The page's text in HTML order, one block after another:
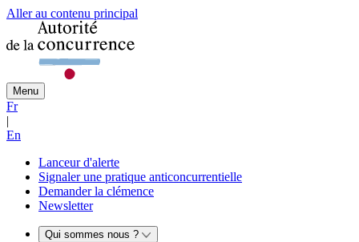
Aller au contenu principal
Menu
Fr
|
En
Lanceur d'alerte
Signaler une pratique anticoncurrentielle
Demander la clémence
Newsletter
Qui sommes nous ?